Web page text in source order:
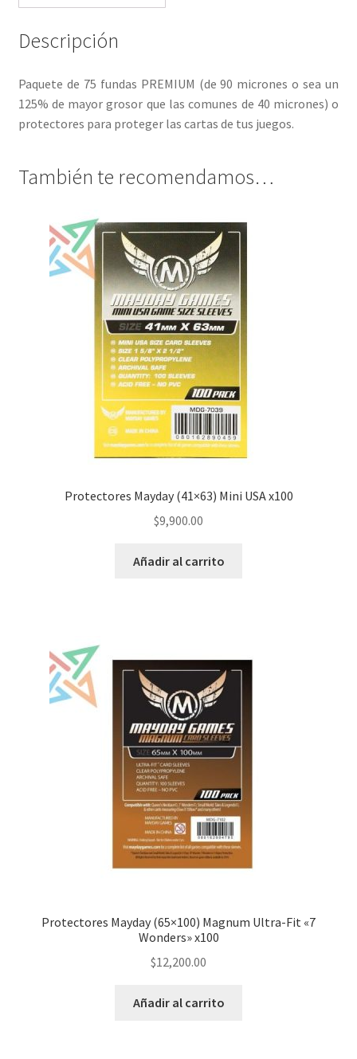
Descripción
Paquete de 75 fundas PREMIUM (de 90 micrones o sea un
125% de mayor grosor que las comunes de 40 micrones) o
protectores para proteger las cartas de tus juegos.
También te recomendamos…
Protectores Mayday (41×63) Mini USA x100
$9,900.00
Añadir al carrito
Protectores Mayday (65×100) Magnum Ultra-Fit «7
Wonders» x100
$12,200.00
Añadir al carrito